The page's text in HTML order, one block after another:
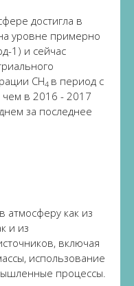
достигла в
уровне примерно
1) и сейчас
CH4 в период с
в 2016 - 2017
за последнее
атмосферу как из
и из
включая
использование
процессы.